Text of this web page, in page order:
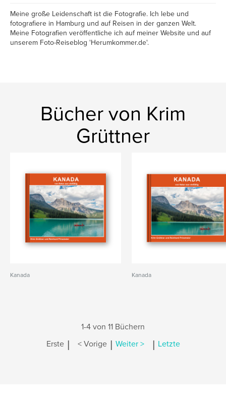
Meine große Leidenschaft ist die Fotografie. Ich lebe und
fotografiere in Hamburg und auf Reisen in der ganzen Welt.
Meine Fotografien veröffentliche ich auf meiner Website und auf
unserem Foto-Reiseblog 'Herumkommer.de'.
Bücher von Krim
Grüttner
Kanada Kanada
1-4 von 11 Büchern
Erste | < Vorige | Weiter > | Letzte